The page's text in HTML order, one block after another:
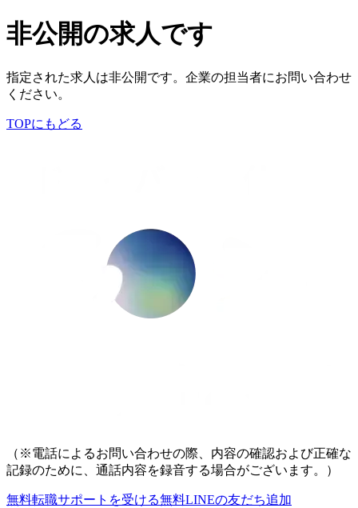
非公開の求人です
指定された求人は非公開です。企業の担当者にお問い合わせ
ください。
TOPにもどる
（※電話によるお問い合わせの際、内容の確認および正確な
記録のために、通話内容を録音する場合がございます。）
無料転職サポートを受ける無料LINEの友だち追加